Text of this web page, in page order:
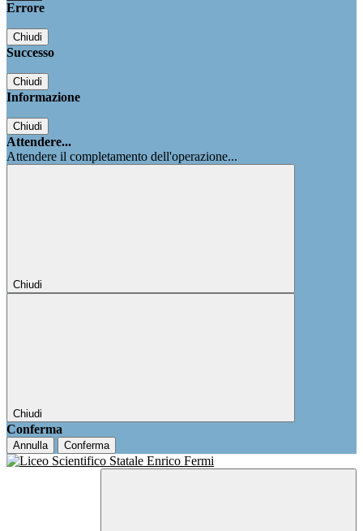
Errore
Chiudi
Successo
Chiudi
Informazione
Chiudi
Attendere...
Attendere il completamento dell'operazione...
Chiudi
Chiudi
Conferma
Annulla Conferma